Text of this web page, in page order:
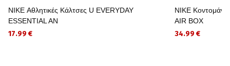
NIKE Αθλητικές Κάλτσες U EVERYDAY
ESSENTIAL AN
17.99 €
NIKE
AIR BOX
34.99 €